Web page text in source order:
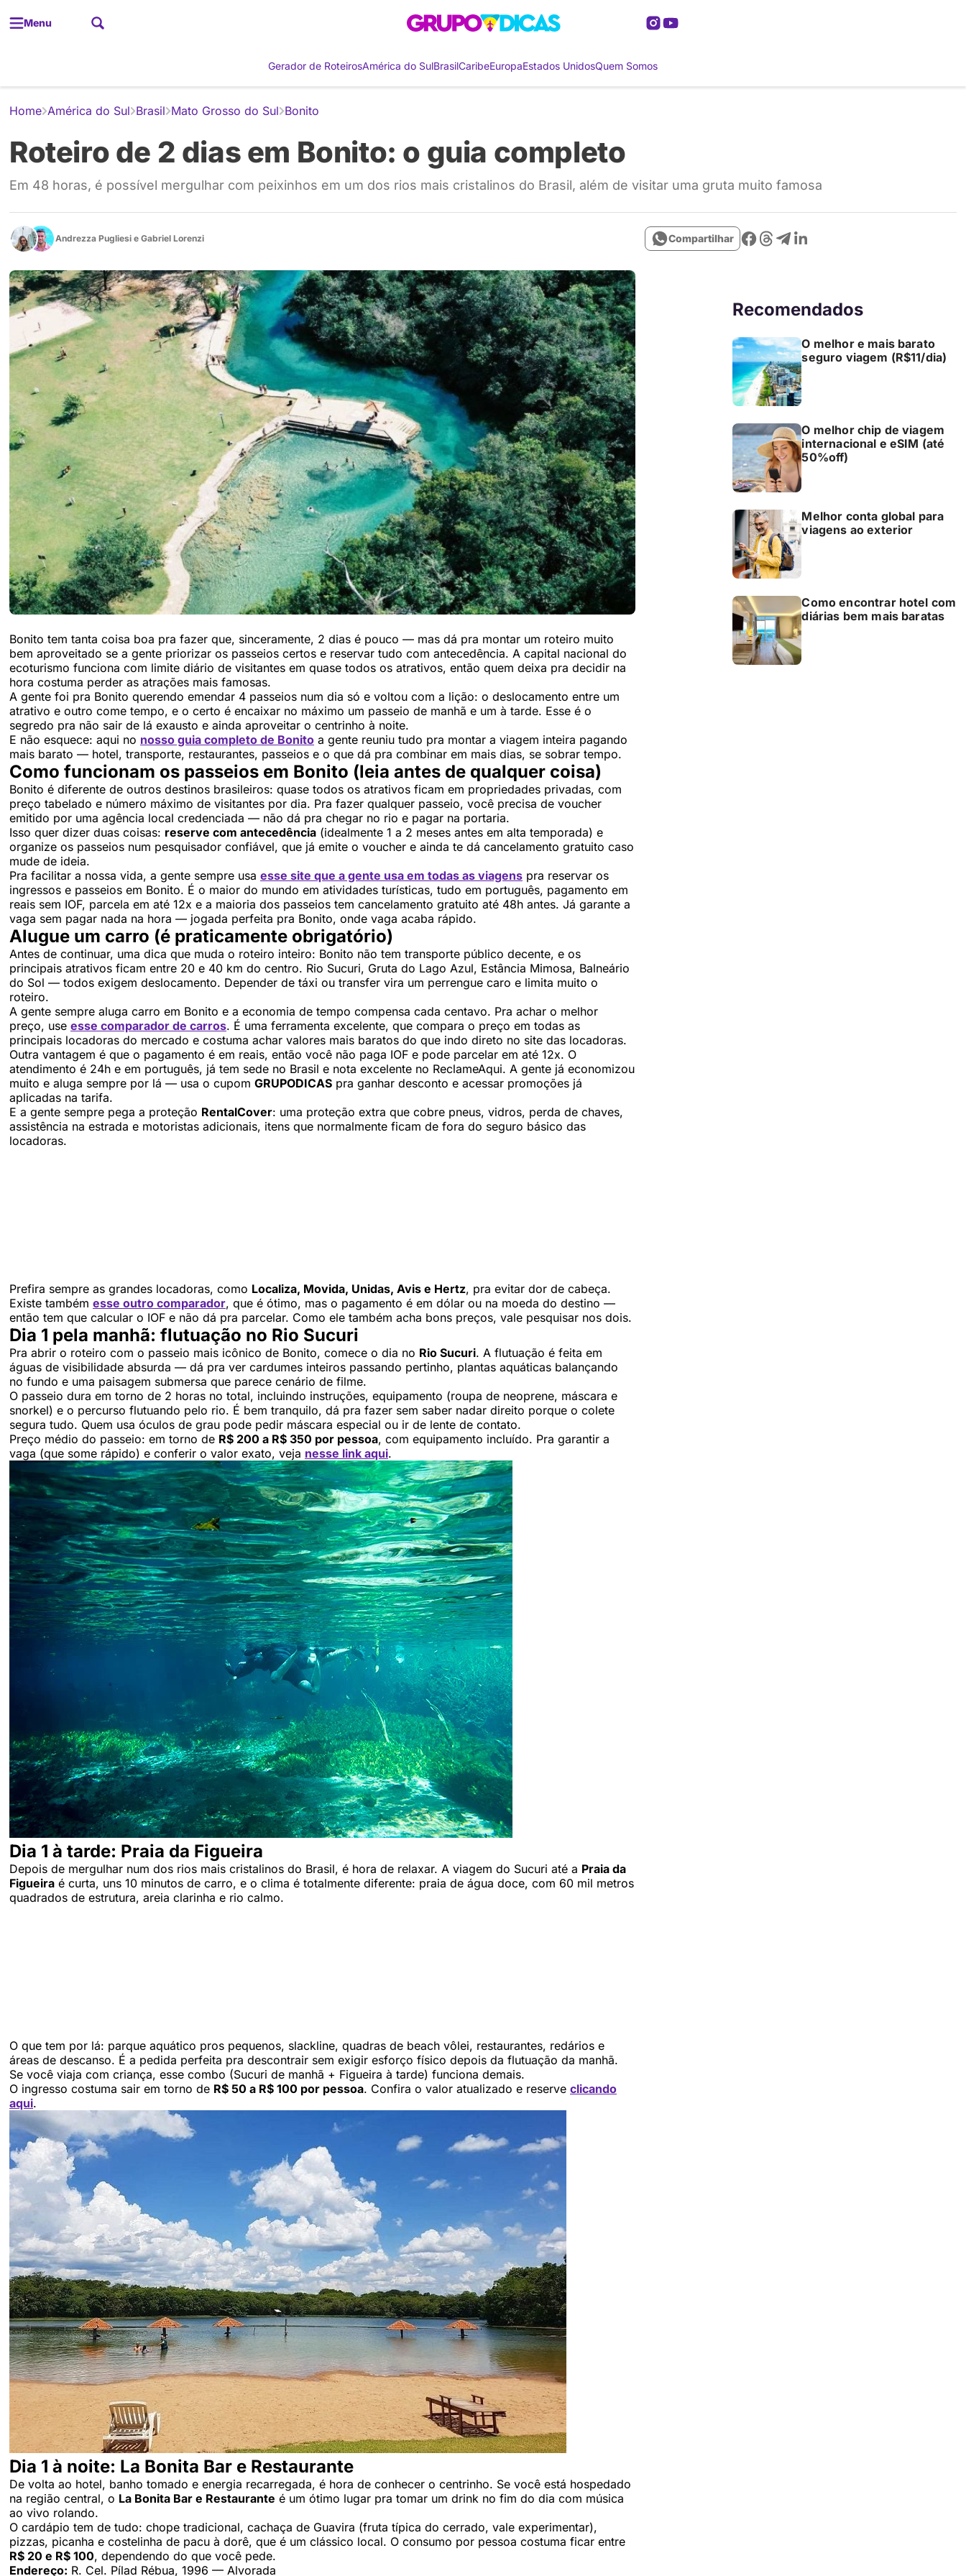
Menu
Gerador de RoteirosAmérica do SulBrasilCaribeEuropaEstados UnidosQuem Somos
Home América do Sul Brasil Mato Grosso do Sul Bonito
Roteiro de 2 dias em Bonito: o guia completo
Em 48 horas, é possível mergulhar com peixinhos em um dos rios mais cristalinos do Brasil, além de visitar uma gruta muito famosa
Andrezza Pugliesi e Gabriel Lorenzi Compartilhar
Bonito tem tanta coisa boa pra fazer que, sinceramente, 2 dias é pouco — mas dá pra montar um roteiro muito
bem aproveitado se a gente priorizar os passeios certos e reservar tudo com antecedência. A capital nacional do
ecoturismo funciona com limite diário de visitantes em quase todos os atrativos, então quem deixa pra decidir na
hora costuma perder as atrações mais famosas.
A gente foi pra Bonito querendo emendar 4 passeios num dia só e voltou com a lição: o deslocamento entre um
atrativo e outro come tempo, e o certo é encaixar no máximo um passeio de manhã e um à tarde. Esse é o
segredo pra não sair de lá exausto e ainda aproveitar o centrinho à noite.
E não esquece: aqui no nosso guia completo de Bonito a gente reuniu tudo pra montar a viagem inteira pagando
mais barato — hotel, transporte, restaurantes, passeios e o que dá pra combinar em mais dias, se sobrar tempo.
Como funcionam os passeios em Bonito (leia antes de qualquer coisa)
Bonito é diferente de outros destinos brasileiros: quase todos os atrativos ficam em propriedades privadas, com
preço tabelado e número máximo de visitantes por dia. Pra fazer qualquer passeio, você precisa de voucher
emitido por uma agência local credenciada — não dá pra chegar no rio e pagar na portaria.
Isso quer dizer duas coisas: reserve com antecedência (idealmente 1 a 2 meses antes em alta temporada) e
organize os passeios num pesquisador confiável, que já emite o voucher e ainda te dá cancelamento gratuito caso
mude de ideia.
Pra facilitar a nossa vida, a gente sempre usa esse site que a gente usa em todas as viagens pra reservar os
ingressos e passeios em Bonito. É o maior do mundo em atividades turísticas, tudo em português, pagamento em
reais sem IOF, parcela em até 12x e a maioria dos passeios tem cancelamento gratuito até 48h antes. Já garante a
vaga sem pagar nada na hora — jogada perfeita pra Bonito, onde vaga acaba rápido.
Alugue um carro (é praticamente obrigatório)
Antes de continuar, uma dica que muda o roteiro inteiro: Bonito não tem transporte público decente, e os
principais atrativos ficam entre 20 e 40 km do centro. Rio Sucuri, Gruta do Lago Azul, Estância Mimosa, Balneário
do Sol — todos exigem deslocamento. Depender de táxi ou transfer vira um perrengue caro e limita muito o
roteiro.
A gente sempre aluga carro em Bonito e a economia de tempo compensa cada centavo. Pra achar o melhor
preço, use esse comparador de carros. É uma ferramenta excelente, que compara o preço em todas as
principais locadoras do mercado e costuma achar valores mais baratos do que indo direto no site das locadoras.
Outra vantagem é que o pagamento é em reais, então você não paga IOF e pode parcelar em até 12x. O
atendimento é 24h e em português, já tem sede no Brasil e nota excelente no ReclameAqui. A gente já economizou
muito e aluga sempre por lá — usa o cupom GRUPODICAS pra ganhar desconto e acessar promoções já
aplicadas na tarifa.
E a gente sempre pega a proteção RentalCover: uma proteção extra que cobre pneus, vidros, perda de chaves,
assistência na estrada e motoristas adicionais, itens que normalmente ficam de fora do seguro básico das
locadoras.
Prefira sempre as grandes locadoras, como Localiza, Movida, Unidas, Avis e Hertz, pra evitar dor de cabeça.
Existe também esse outro comparador, que é ótimo, mas o pagamento é em dólar ou na moeda do destino —
então tem que calcular o IOF e não dá pra parcelar. Como ele também acha bons preços, vale pesquisar nos dois.
Dia 1 pela manhã: flutuação no Rio Sucuri
Pra abrir o roteiro com o passeio mais icônico de Bonito, comece o dia no Rio Sucuri. A flutuação é feita em
águas de visibilidade absurda — dá pra ver cardumes inteiros passando pertinho, plantas aquáticas balançando
no fundo e uma paisagem submersa que parece cenário de filme.
O passeio dura em torno de 2 horas no total, incluindo instruções, equipamento (roupa de neoprene, máscara e
snorkel) e o percurso flutuando pelo rio. É bem tranquilo, dá pra fazer sem saber nadar direito porque o colete
segura tudo. Quem usa óculos de grau pode pedir máscara especial ou ir de lente de contato.
Preço médio do passeio: em torno de R$ 200 a R$ 350 por pessoa, com equipamento incluído. Pra garantir a
vaga (que some rápido) e conferir o valor exato, veja nesse link aqui.
Dia 1 à tarde: Praia da Figueira
Depois de mergulhar num dos rios mais cristalinos do Brasil, é hora de relaxar. A viagem do Sucuri até a Praia da
Figueira é curta, uns 10 minutos de carro, e o clima é totalmente diferente: praia de água doce, com 60 mil metros
quadrados de estrutura, areia clarinha e rio calmo.
O que tem por lá: parque aquático pros pequenos, slackline, quadras de beach vôlei, restaurantes, redários e
áreas de descanso. É a pedida perfeita pra descontrair sem exigir esforço físico depois da flutuação da manhã.
Se você viaja com criança, esse combo (Sucuri de manhã + Figueira à tarde) funciona demais.
O ingresso costuma sair em torno de R$ 50 a R$ 100 por pessoa. Confira o valor atualizado e reserve clicando
aqui.
Dia 1 à noite: La Bonita Bar e Restaurante
De volta ao hotel, banho tomado e energia recarregada, é hora de conhecer o centrinho. Se você está hospedado
na região central, o La Bonita Bar e Restaurante é um ótimo lugar pra tomar um drink no fim do dia com música
ao vivo rolando.
O cardápio tem de tudo: chope tradicional, cachaça de Guavira (fruta típica do cerrado, vale experimentar),
pizzas, picanha e costelinha de pacu à dorê, que é um clássico local. O consumo por pessoa costuma ficar entre
R$ 20 e R$ 100, dependendo do que você pede.
Endereço: R. Cel. Pílad Rébua, 1996 — Alvorada
Recomendados
O melhor e mais barato
seguro viagem (R$11/dia)
O melhor chip de viagem
internacional e eSIM (até
50%off)
Melhor conta global para
viagens ao exterior
Como encontrar hotel com
diárias bem mais baratas